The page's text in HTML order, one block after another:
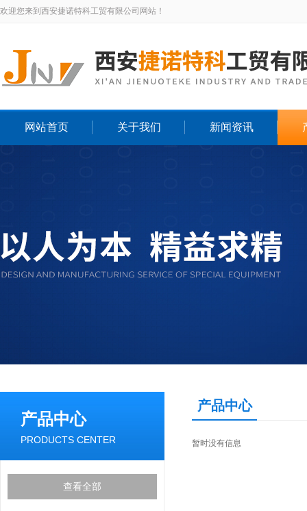
欢迎您来到西安捷诺特科工贸有限公司网站！
网站首页 关于我们 新闻资讯
产品中心
PRODUCTS CENTER
查看全部
产品中心
暂时没有信息